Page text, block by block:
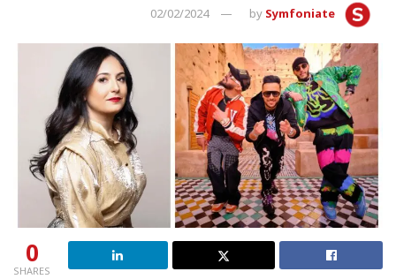
by Symfoniate
02/02/2024
0
SHARES